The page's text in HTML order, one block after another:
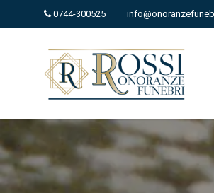
0744-300525